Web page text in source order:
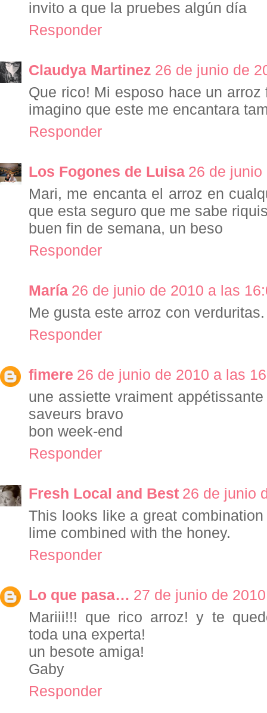
invito a que la pruebes algún día
Responder
Claudya Martinez 26 de junio de
Que rico! Mi esposo hace un
imagino que este me encantara
Responder
Los Fogones de Luisa 26 de
Mari, me encanta el arroz en
que esta seguro que me sabe
buen fin de semana, un beso
Responder
María 26 de junio de 2010 a las
Me gusta este arroz con
Responder
fimere 26 de junio de 2010 a las
une assiette vraiment
saveurs bravo
bon week-end
Responder
Fresh Local and Best 26 de junio
This looks like a great
lime combined with the honey.
Responder
Lo que pasa… 27 de junio de
Mariii!!! que rico arroz! y te
toda una experta!
un besote amiga!
Gaby
Responder